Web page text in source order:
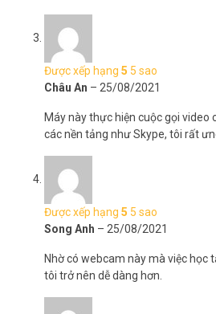
Được xếp hạng 5 5 sao
Châu An – 25/08/2021
Máy này thực hiện cuộc gọi video
các nền tảng như Skype, tôi rất
Được xếp hạng 5 5 sao
Song Anh – 25/08/2021
Nhờ có webcam này mà việc học
tôi trở nên dễ dàng hơn.